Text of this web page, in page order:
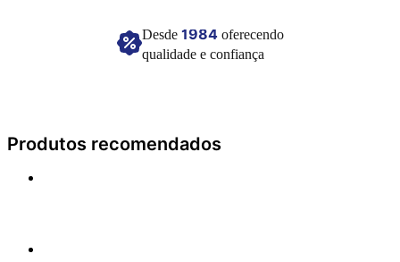
Desde 1984oferecendo
qualidade e confiança
Produtos recomendados